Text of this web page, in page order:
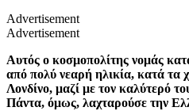
Advertisement
Advertisement
Αυτός ο κοσμοπολίτης νομάς
από πολύ νεαρή ηλικία, κατά τα
Λονδίνο, μαζί με τον καλύτερό
Πάντα, όμως, λαχταρούσε την